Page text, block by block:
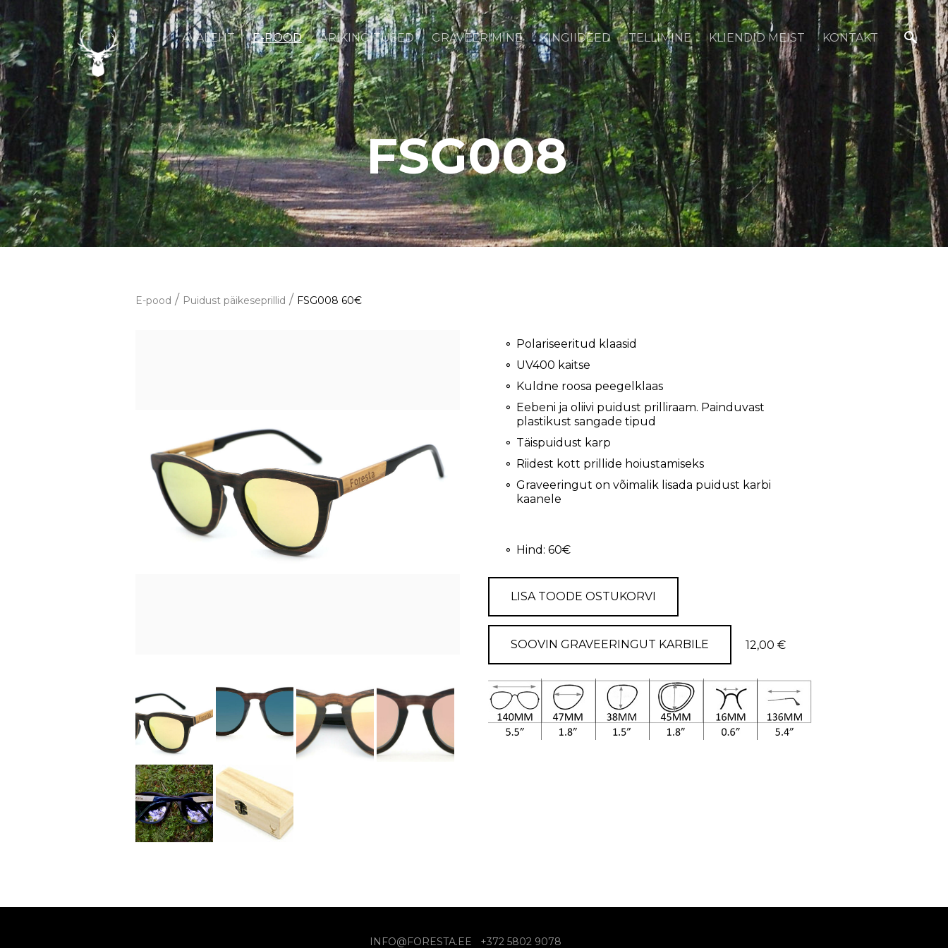
AVALEHT E-POOD ÄRIKINGITUSED GRAVEERIMINE KINGIIDEED TELLIMINE KLIENDID MEIST KONTAKT
FSG008
E-pood / Puidust päikeseprillid / FSG008 60€
Polariseeritud klaasid
UV400 kaitse
Kuldne roosa peegelklaas
Eebeni ja oliivi puidust prilliraam. Painduvast
plastikust sangade tipud
Täispuidust karp
Riidest kott prillide hoiustamiseks
Graveeringut on võimalik lisada puidust karbi
kaanele
Hind: 60€
LISA TOODE OSTUKORVI
SOOVIN GRAVEERINGUT KARBILE 12,00 €
INFO@FORESTA.EE +372 5802 9078